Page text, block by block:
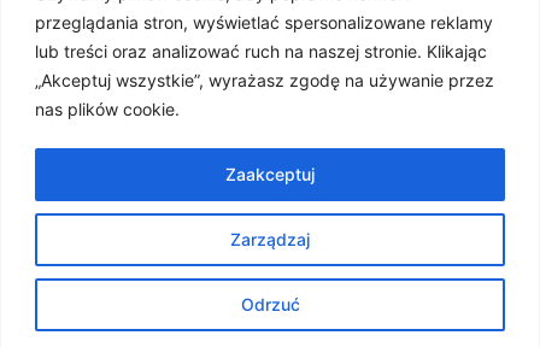
przeglądania stron, wyświetlać spersonalizowane reklamy
lub treści oraz analizować ruch na naszej stronie. Klikając
„Akceptuj wszystkie”, wyrażasz zgodę na używanie przez
nas plików cookie.
Zarządzaj
Odrzuć
Zaakceptuj
Zamawiasz przejazd w aplikacji, patrzysz na mapę, a
pod dom podjeżdża… samochód bez kierowcy. Taki
scenariusz przestaje być futurystyczną wizją.
Prawa autorskie © 2026 Znosne Newsy | Obsługiwane przez
Motyw Astra WordPress